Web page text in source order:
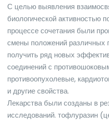
С целью выявления
биологической активностью
процессе сочетания были
смены положений различных
получить ряд новых
соединений с
противоопухолевые,
и другие свойства.
Лекарства были созданы в
исследований. тофлуразин